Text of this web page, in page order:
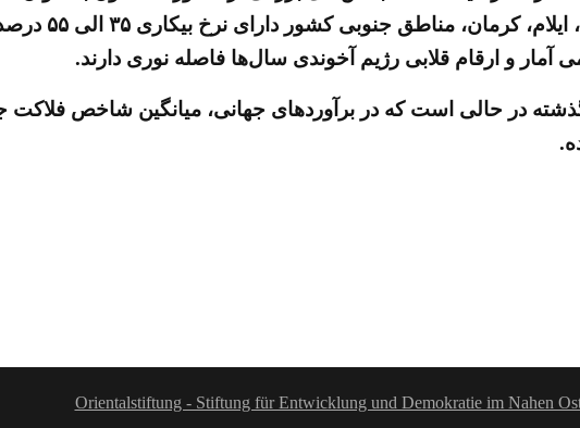
مناطق جنوبی کشور دارای نرخ بیکاری ۳۵ الی ۵۵ درصد می‌باشند.
و ارقام قلابی رژیم آخوندی سال‌ها فاصله نوری دارند.
Orientalstiftung - Stiftung für Entwicklung und Demokratie im Nahen